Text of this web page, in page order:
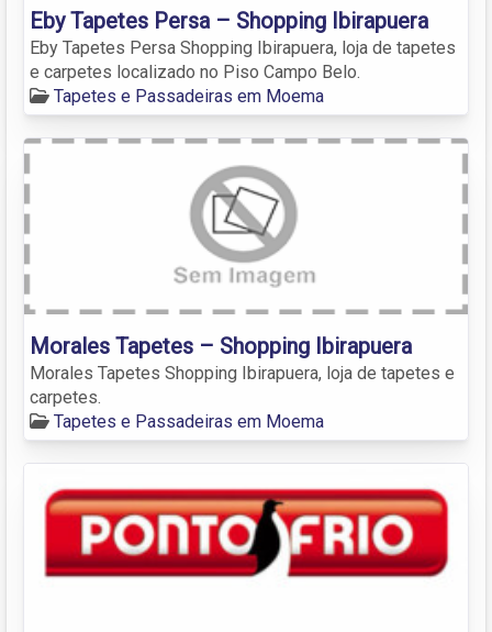
Eby Tapetes Persa – Shopping Ibirapuera
Eby Tapetes Persa Shopping Ibirapuera, loja de tapetes
e carpetes localizado no Piso Campo Belo.
Tapetes e Passadeiras em Moema
Morales Tapetes – Shopping Ibirapuera
Morales Tapetes Shopping Ibirapuera, loja de tapetes e
carpetes.
Tapetes e Passadeiras em Moema